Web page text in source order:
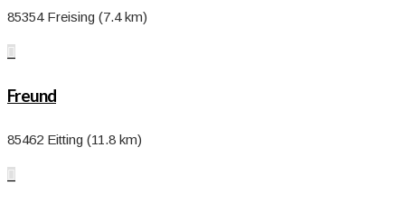
85354 Freising (7.4 km)

Freund
85462 Eitting (11.8 km)
